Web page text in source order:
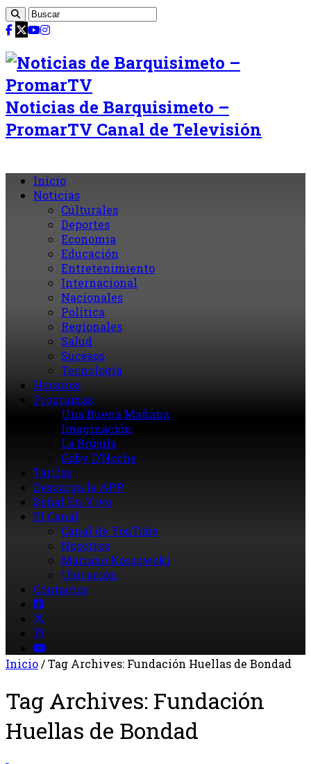
Noticias de Barquisimeto –
PromarTV Canal de Televisión
Inicio
Noticias
Culturales
Deportes
Economia
Educación
Entretenimiento
Internacional
Nacionales
Política
Regionales
Salud
Sucesos
Tecnología
Horarios
Programas
Una Buena Mañana
Imaginación
La Brújula
Gaby D’Noche
Tarifas
Descarga la APP
Señal En Vivo
El Canal
Canal de YouTube
Nosotros
Mariano Kossowski
Ubicación
Contactos
Inicio/Tag Archives: Fundación Huellas de Bondad
Tag Archives: Fundación
Huellas de Bondad